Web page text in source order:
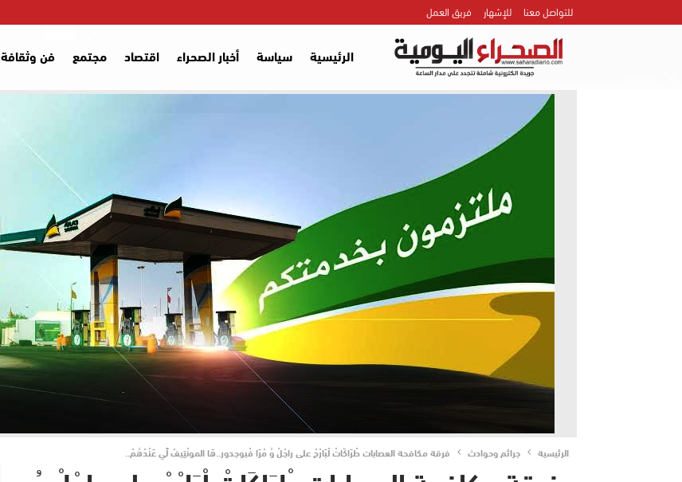
للتواصل معنا للإشهار فريق العمل
الرئيسية سياسة أخبار الصحراء اقتصاد مجتمع فن وثقافة
الرئيسية جرائم وحوادث فرقة مكافحة العصابات طْرَاكَاتْ لْبَارْحْ على راجْلْ وُ مْرَا فْبوجدور..هَا المونْتِيفْ لِّي عَنْدْهُمْ..